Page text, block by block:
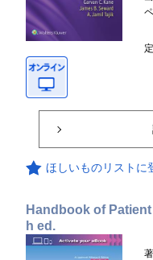
ほしいものリストに
Handbook of
h ed.